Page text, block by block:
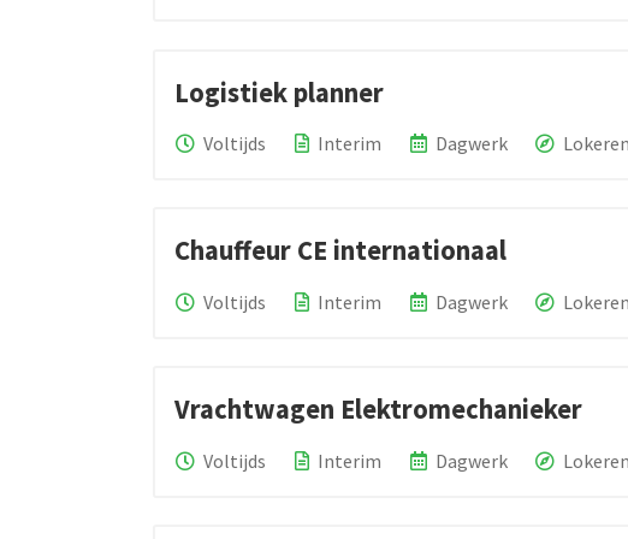
Logistiek planner
Voltijds Interim Dagwerk Lokeren
Chauffeur CE internationaal
Voltijds Interim Dagwerk Lokeren
Vrachtwagen Elektromechanieker
Voltijds Interim Dagwerk Lokeren